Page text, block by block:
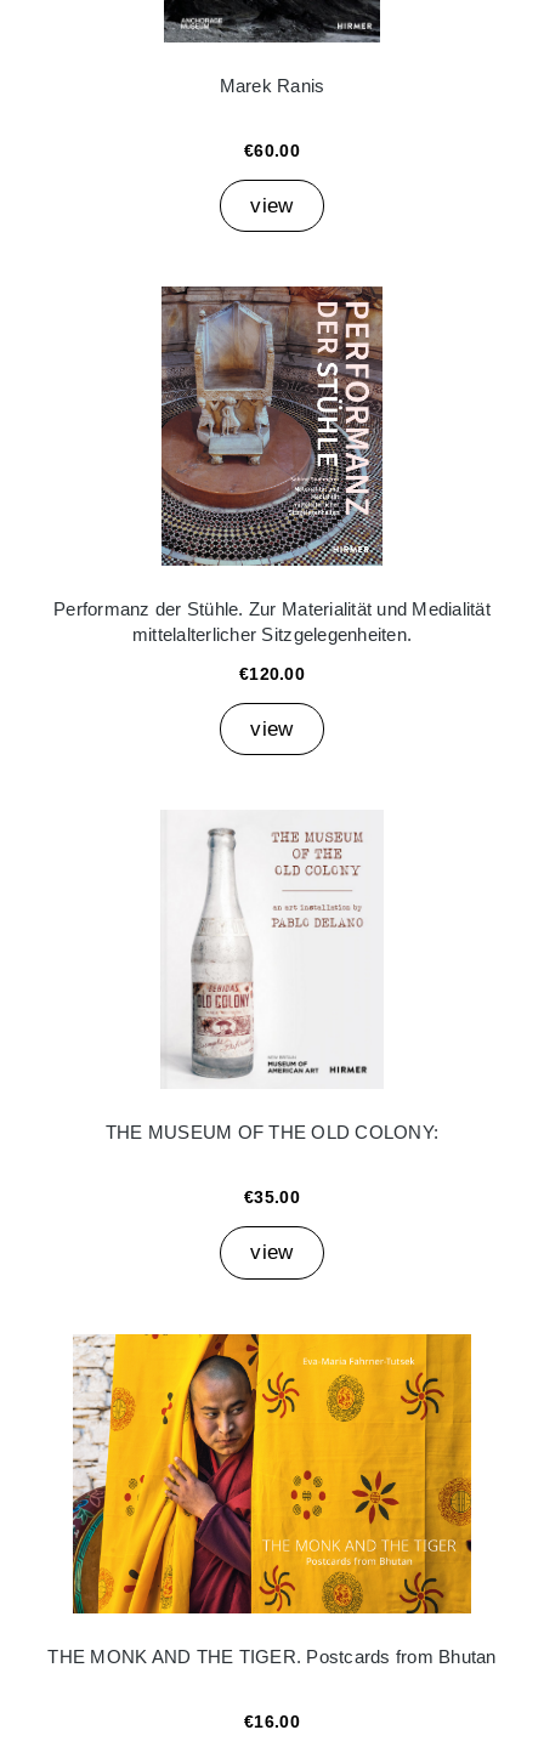
Marek Ranis
€60.00
view
Performanz der Stühle. Zur Materialität und Medialität
mittelalterlicher Sitzgelegenheiten.
€120.00
view
THE MUSEUM OF THE OLD COLONY:
€35.00
view
THE MONK AND THE TIGER. Postcards from Bhutan
€16.00